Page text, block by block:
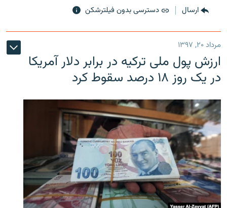
ارسال دسترسی بدون فیلترشکن
مرداد ۲۰, ۱۳۹۷
ارزش پول ملی ترکیه در برابر دلار آمریکا
در یک روز ۱۸ درصد سقوط کرد